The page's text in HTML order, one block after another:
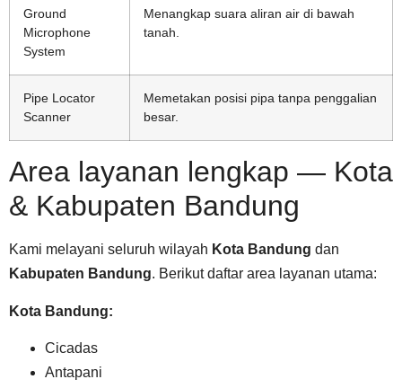
Ground
Microphone
System
Menangkap suara aliran air di bawah
tanah.
Pipe Locator
Scanner
Memetakan posisi pipa tanpa penggalian
besar.
Area layanan lengkap — Kota
& Kabupaten Bandung
Kami melayani seluruh wilayah Kota Bandung dan
Kabupaten Bandung. Berikut daftar area layanan utama:
Kota Bandung:
Cicadas
Antapani